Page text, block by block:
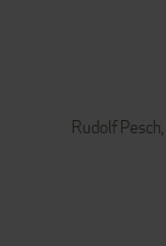
Rudolf Pesch,